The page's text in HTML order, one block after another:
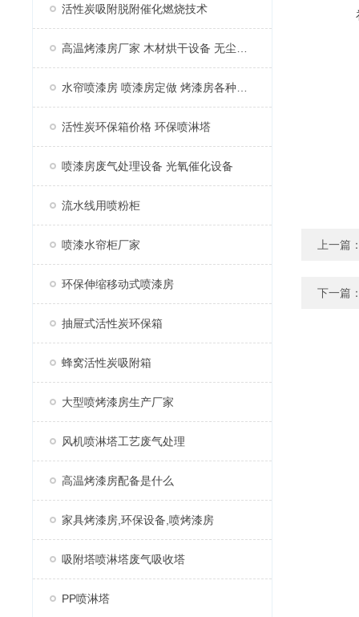
活性炭吸附脱附催化燃烧技术
活性炭环保箱价格 环保喷淋塔
喷漆房废气处理设备 光氧催化设备
流水线用喷粉柜
喷漆水帘柜厂家
环保伸缩移动式喷漆房
抽屉式活性炭环保箱
蜂窝活性炭吸附箱
大型喷烤漆房生产厂家
风机喷淋塔工艺废气处理
高温烤漆房配备是什么
家具烤漆房,环保设备,喷烤漆房
吸附塔喷淋塔废气吸收塔
PP喷淋塔
上一篇
下一篇